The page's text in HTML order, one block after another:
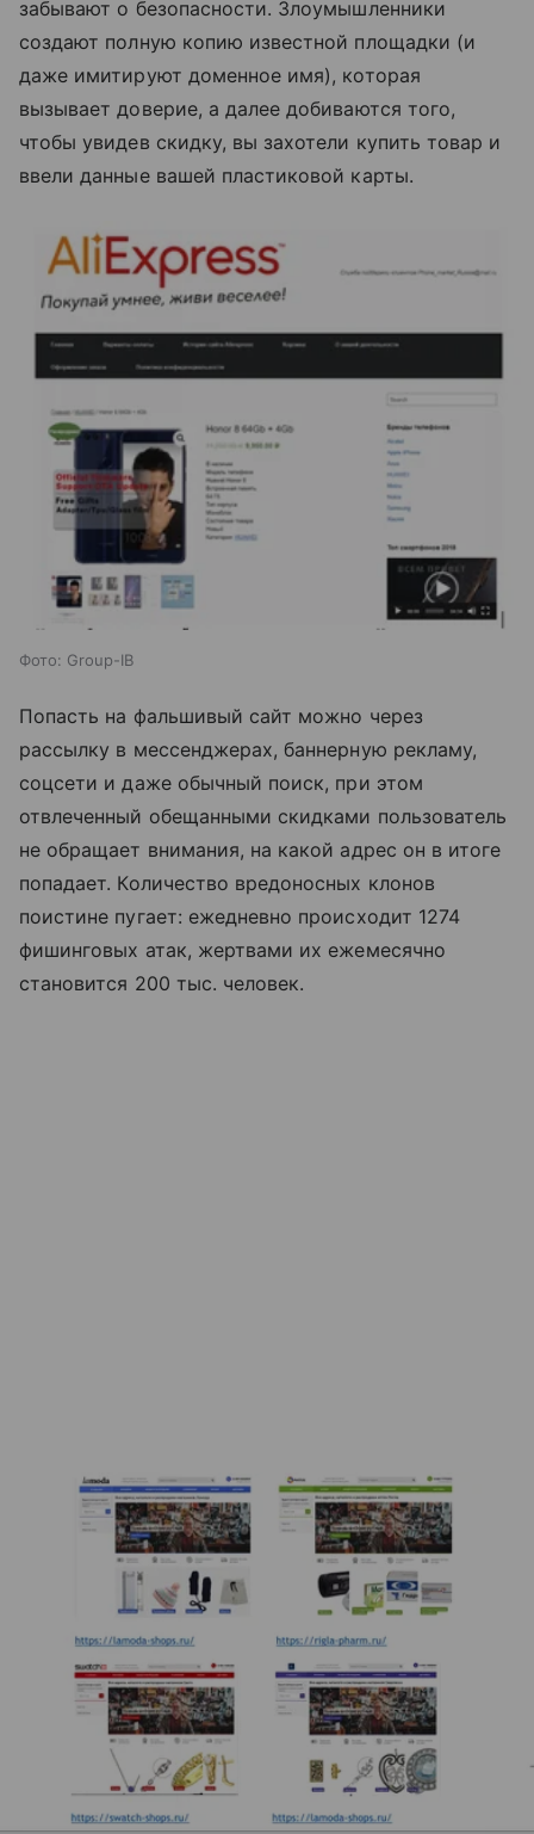
забывают о безопасности. Злоумышленники
создают полную копию известной площадки (и
даже имитируют доменное имя), которая
вызывает доверие, а далее добиваются того,
чтобы увидев скидку, вы захотели купить товар и
ввели данные вашей пластиковой карты.
Фото: Group-IB
Попасть на фальшивый сайт можно через
рассылку в мессенджерах, баннерную рекламу,
соцсети и даже обычный поиск, при этом
отвлеченный обещанными скидками пользователь
не обращает внимания, на какой адрес он в итоге
попадает. Количество вредоносных клонов
поистине пугает: ежедневно происходит 1274
фишинговых атак, жертвами их ежемесячно
становится 200 тыс. человек.